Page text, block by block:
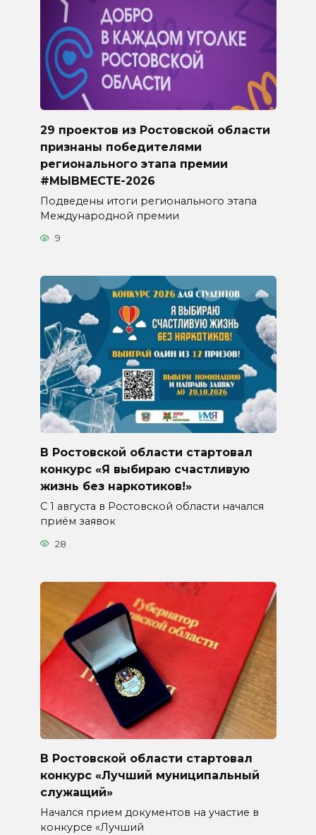
29 проектов из Ростовской области
признаны победителями
регионального этапа премии
#МЫВМЕСТЕ-2026
Подведены итоги регионального этапа
Международной премии
9
В Ростовской области стартовал
конкурс «Я выбираю счастливую
жизнь без наркотиков!»
С 1 августа в Ростовской области начался
приём заявок
28
В Ростовской области стартовал
конкурс «Лучший муниципальный
служащий»
Начался прием документов на участие в
конкурсе «Лучший